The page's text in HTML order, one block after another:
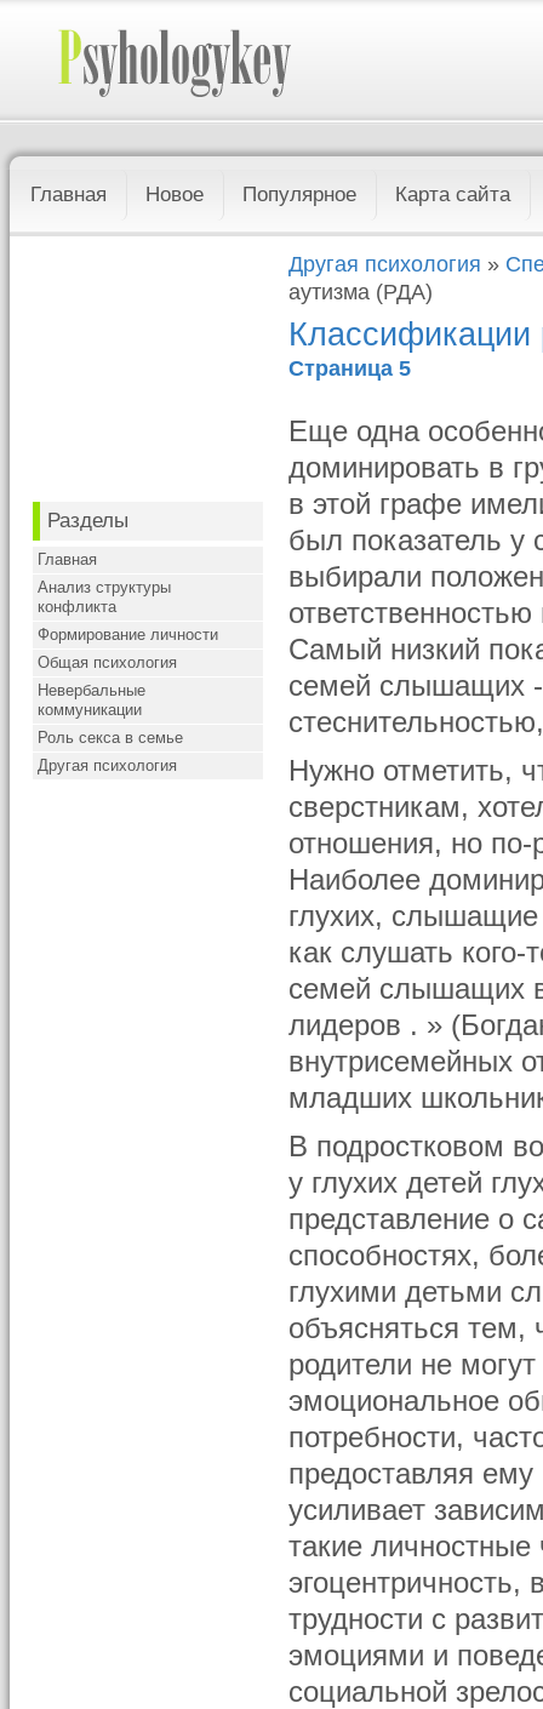
Главная Новое Популярное Карта сайта
Разделы
Главная
Анализ структуры
конфликта
Формирование личности
Общая психология
Невербальные
коммуникации
Роль секса в семье
Другая психология
Другая психология »
аутизма (РДА)
Классификации
Страница 5
Еще одна
доминировать в
в этой графе
был показатель
выбирали
Самый низкий
семей слышащих -
Нужно отметить,
сверстникам,
отношения, но
Наиболее
глухих,
как слушать
семей слышащих
лидеров . »
внутрисемейных
младших
В подростковом
у глухих детей
представление о
способностях,
глухими детьми
объясняться тем,
родители не
эмоциональное
потребности,
предоставляя ему
усиливает
такие личностные
эгоцентричность,
трудности с
эмоциями и
социальной